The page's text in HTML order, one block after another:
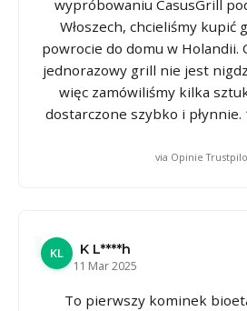
wypróbowaniu CasusGrill
Włoszech, chcieliśmy kupić
powrocie do domu w Holandii.
jednorazowy grill nie jest
więc zamówiliśmy kilka
dostarczone szybko i płynnie.
via Opinie
KL
K L****h
11 Mar 2025
To pierwszy kominek